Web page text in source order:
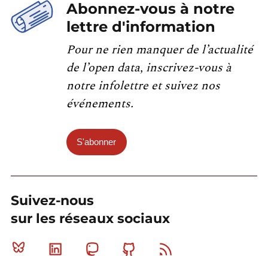
Abonnez-vous à notre
lettre d'information
Pour ne rien manquer de l’actualité
de l’open data, inscrivez-vous à
notre infolettre et suivez nos
événements.
S'abonner
Suivez-nous
sur les réseaux sociaux
Bluesky Linkedin MastodonGithub